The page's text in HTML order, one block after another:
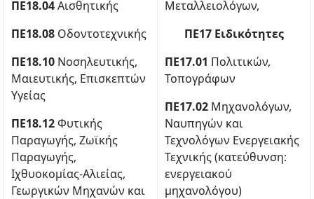
ΠΕ18.04Αισθητικής
ΠΕ18.08 Οδοντοτεχνικής
ΠΕ18.10 Νοσηλευτικής,
Μαιευτικής, Επισκεπτών
Υγείας
ΠΕ18.12Φυτικής
Παραγωγής, Ζωϊκής
Παραγωγής,
Ιχθυοκομίας-Αλιείας,
Γεωργικών Μηχανών και
Μεταλλειολόγων,
ΠΕ17 Ειδικότητες
ΠΕ17.01 Πολιτικών,
Τοπογράφων
ΠΕ17.02 Μηχανολόγων,
Ναυπηγών και
Τεχνολόγων Ενεργειακής
Τεχνικής (κατεύθυνση:
ενεργειακού
μηχανολόγου)